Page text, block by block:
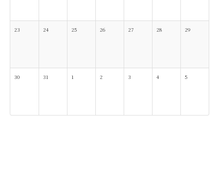
23 24 25 26 27 28 29
30 31 1 2 3 4 5